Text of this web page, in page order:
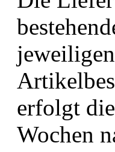
erfolgt
Wochen